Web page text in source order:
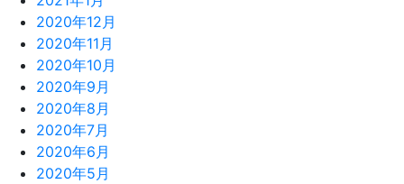
2020年12月
2020年11月
2020年10月
2020年9月
2020年8月
2020年7月
2020年6月
2020年5月